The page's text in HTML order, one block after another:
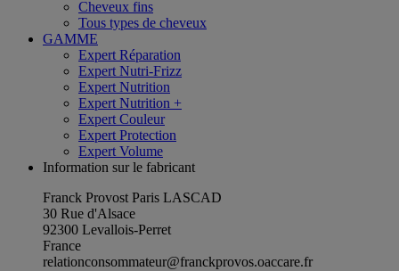
Cheveux fins
Tous types de cheveux
GAMME
Expert Réparation
Expert Nutri-Frizz
Expert Nutrition
Expert Nutrition +
Expert Couleur
Expert Protection
Expert Volume
Information sur le fabricant
Franck Provost Paris LASCAD
30 Rue d'Alsace
92300 Levallois-Perret
France
relationconsommateur@franckprovos.oaccare.fr